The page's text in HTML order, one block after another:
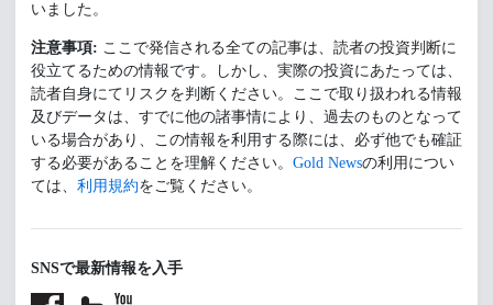
いました。
注意事項: ここで発信される全ての記事は、読者の投資判断に
役立てるための情報です。しかし、実際の投資にあたっては、
読者自身にてリスクを判断ください。ここで取り扱われる情報
及びデータは、すでに他の諸事情により、過去のものとなって
いる場合があり、この情報を利用する際には、必ず他でも確証
する必要があることを理解ください。 Gold Newsの利用につい
ては、 利用規約をご覧ください。
SNSで最新情報を入手